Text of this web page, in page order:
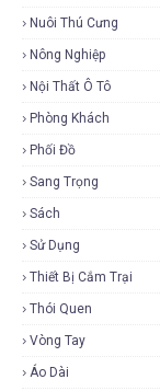
Nuôi Thú Cưng
Nông Nghiệp
Nội Thất Ô Tô
Phòng Khách
Phối Đồ
Sang Trọng
Sách
Sử Dụng
Thiết Bị Cắm Trại
Thói Quen
Vòng Tay
Áo Dài